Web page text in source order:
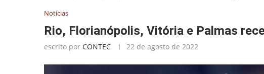
Notícias
Rio, Florianópolis, Vitória e Palmas
escrito por CONTEC 22 de agosto de 2022